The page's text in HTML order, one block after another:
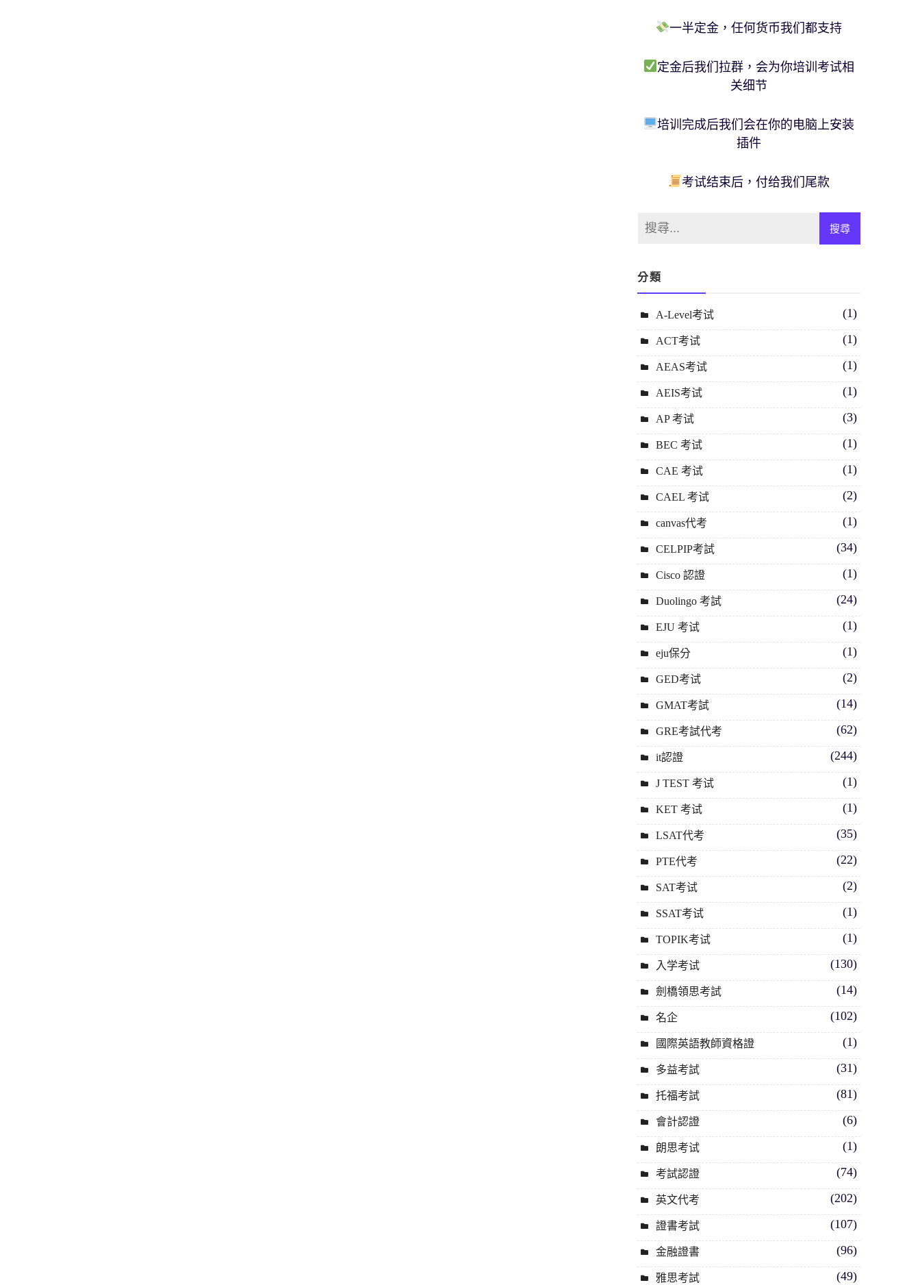
一半定金，任何货币我们都支持
定金后我们拉群，会为你培训考试相
关细节
培训完成后我们会在你的电脑上安装
插件
考试结束后，付给我们尾款
分類
A-Level考试 (1)
ACT考试 (1)
AEAS考试 (1)
AEIS考试 (1)
AP 考试 (3)
BEC 考试 (1)
CAE 考试 (1)
CAEL 考试 (2)
canvas代考 (1)
CELPIP考試 (34)
Cisco 認證 (1)
Duolingo 考試 (24)
EJU 考试 (1)
eju保分 (1)
GED考试 (2)
GMAT考試 (14)
GRE考試代考 (62)
it認證 (244)
J TEST 考试 (1)
KET 考试 (1)
LSAT代考 (35)
PTE代考 (22)
SAT考试 (2)
SSAT考试 (1)
TOPIK考试 (1)
入学考试 (130)
劍橋領思考試 (14)
名企 (102)
國際英語教師資格證 (1)
多益考試 (31)
托福考試 (81)
會計認證 (6)
朗思考试 (1)
考試認證 (74)
英文代考 (202)
證書考試 (107)
金融證書 (96)
雅思考試 (49)